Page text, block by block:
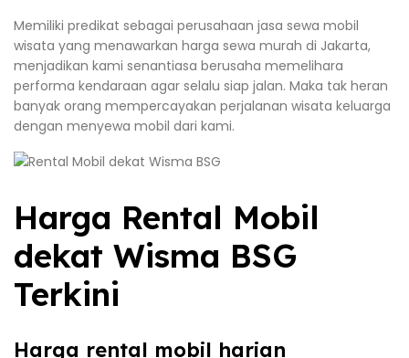
Memiliki predikat sebagai perusahaan jasa sewa mobil
wisata yang menawarkan harga sewa murah di Jakarta,
menjadikan kami senantiasa berusaha memelihara
performa kendaraan agar selalu siap jalan. Maka tak heran
banyak orang mempercayakan perjalanan wisata keluarga
dengan menyewa mobil dari kami.
Harga Rental Mobil
dekat Wisma BSG
Terkini
Harga rental mobil harian